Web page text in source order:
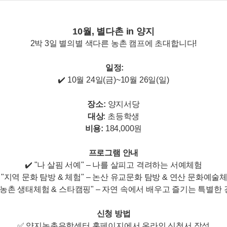
10월, 별다촌 in 양지
2박 3일 별의별 색다른 농촌 캠프에 초대합니다!
일정:
✔️ 10월 24일(금)~10월 26일(일)
장소: 양지서당
대상: 초등학생
비용: 184,000원
프로그램 안내
✔️ "나 살핌 서예" – 나를 살피고 격려하는 서예체험
역 문화 탐방 & 체험" – 논산 유교문화 탐방 & 연산 문화예술
촌 생태체험 & 스타캠핑" – 자연 속에서 배우고 즐기는 특별한
신청 방법